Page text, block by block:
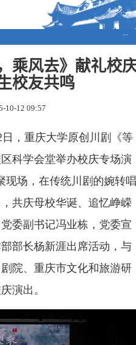
···
乘风去》献礼校
校友共鸣
10-12 09:57
，重庆大学原创川剧《等
科学会堂举办校庆专场演
场，在传统川剧的婉转唱
共庆母校华诞、追忆峥嵘
委副书记冯业栋，党委宣
部长杨新涯出席活动，与
院、重庆市文化和旅游研
演出。